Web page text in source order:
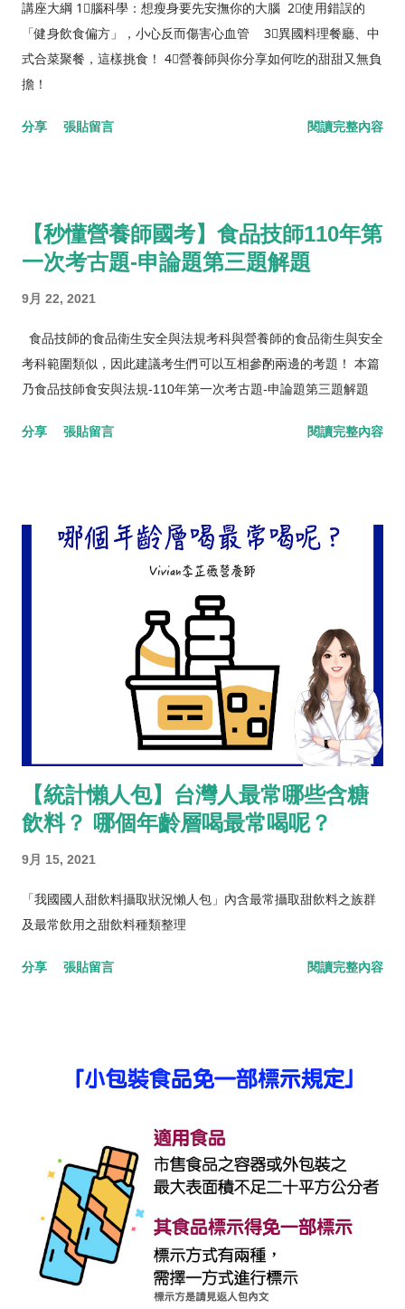
講座大綱 1⃣️腦科學：想瘦身要先安撫你的大腦 2⃣️使用錯誤的
「健身飲食偏方」，小心反而傷害心血管 3⃣️異國料理餐廳、中
式合菜聚餐，這樣挑食！ 4⃣️營養師與你分享如何吃的甜甜又無負
擔！
分享 張貼留言 閱讀完整內容
【秒懂營養師國考】食品技師110年第
一次考古題-申論題第三題解題
9月 22, 2021
食品技師的食品衛生安全與法規考科與營養師的食品衛生與安全
考科範圍類似，因此建議考生們可以互相參酌兩邊的考題！ 本篇
乃食品技師食安與法規-110年第一次考古題-申論題第三題解題
分享 張貼留言 閱讀完整內容
【統計懶人包】台灣人最常哪些含糖
飲料？ 哪個年齡層喝最常喝呢？
9月 15, 2021
「我國國人甜飲料攝取狀況懶人包」內含最常攝取甜飲料之族群
及最常飲用之甜飲料種類整理
分享 張貼留言 閱讀完整內容